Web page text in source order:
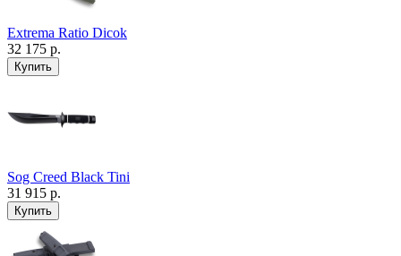
Extrema Ratio Dicok
32 175 р.
Sog Creed Black Tini
31 915 р.